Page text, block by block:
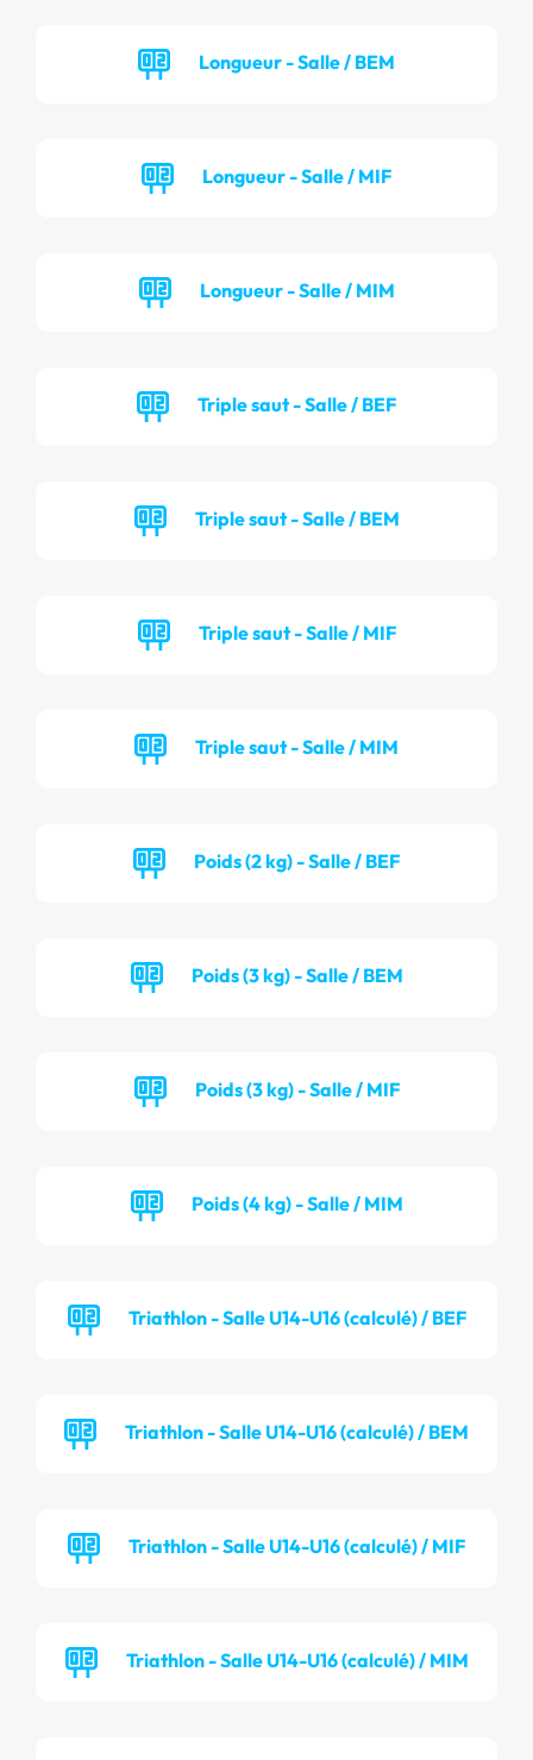
Longueur - Salle / BEM
Longueur - Salle / MIF
Longueur - Salle / MIM
Triple saut - Salle / BEF
Triple saut - Salle / BEM
Triple saut - Salle / MIF
Triple saut - Salle / MIM
Poids (2 kg) - Salle / BEF
Poids (3 kg) - Salle / BEM
Poids (3 kg) - Salle / MIF
Poids (4 kg) - Salle / MIM
Triathlon - Salle U14-U16 (calculé) / BEF
Triathlon - Salle U14-U16 (calculé) / BEM
Triathlon - Salle U14-U16 (calculé) / MIF
Triathlon - Salle U14-U16 (calculé) / MIM